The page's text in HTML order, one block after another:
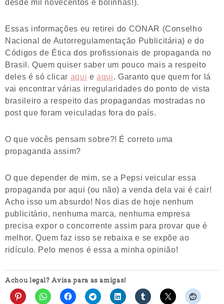
desde mil novecentos e bolinhas!).
Essas informações eu retirei do CONAR (Conselho
Nacional de Autorregulamentação Publicitária) e do
Códigos de Ética dos profissionais de propaganda no
Brasil. Quem quiser saber um pouco mais a respeito
deles é só clicar aqui eaqui. Garanto que quem for lá
vai encontrar várias irregularidades do ponto de vista
brasileiro a respeito das propagandas mostradas no
post que foram veiculadas fora do país.
O que vocês pensam sobre?! É correto uma
propaganda assim?
O que depender de mim, se a Pepsi veicular essa
propaganda por aqui (ou não) a venda dela vai é cair!
Acho isso um absurdo! Nos dias de hoje nenhum
publicitário, nenhuma marca, nenhuma empresa
precisa expor o concorrente assim para provar que é
melhor. Quem faz isso se rebaixa e se expõe ao
ridículo. Pelo menos é essa a minha opinião!
Achou legal? Avisa para as amigas!